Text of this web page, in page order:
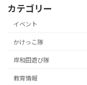
カテゴリー
イベント
かけっこ隊
岸和田遊び隊
教育情報